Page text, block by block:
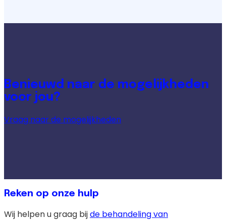
Benieuwd naar de mogelijkheden
voor jou?
Vraag naar de mogelijkheden
Reken op onze hulp
Wij helpen u graag bijde behandeling van